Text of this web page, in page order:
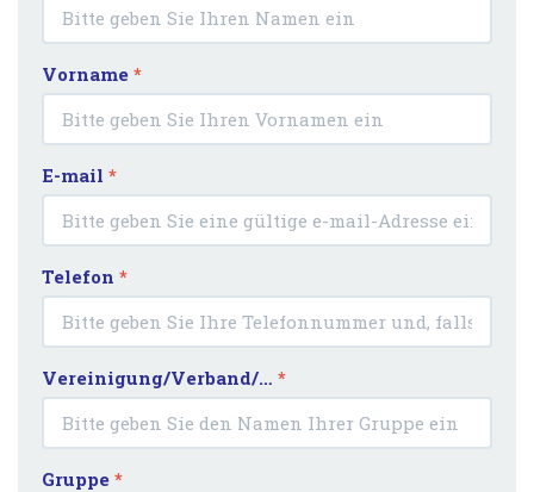
Vorname *
E-mail *
Telefon *
Vereinigung/Verband/… *
Gruppe *